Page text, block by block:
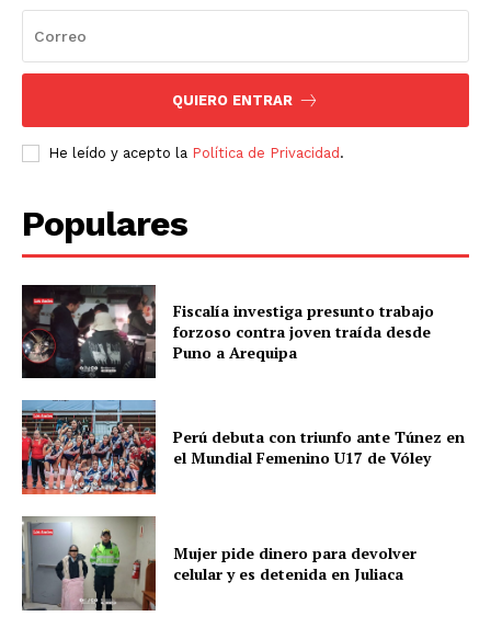
QUIERO ENTRAR
He leído y acepto la Política de Privacidad.
Populares
Fiscalía investiga presunto trabajo
forzoso contra joven traída desde
Puno a Arequipa
Perú debuta con triunfo ante Túnez en
el Mundial Femenino U17 de Vóley
Mujer pide dinero para devolver
celular y es detenida en Juliaca